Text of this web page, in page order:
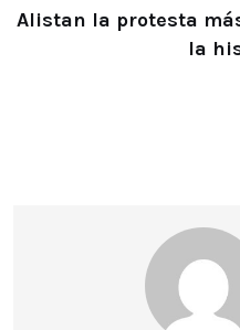
Alistan la protesta
la